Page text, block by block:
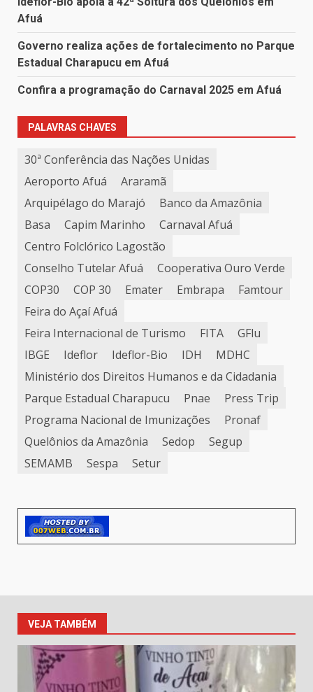
Afuá
Governo realiza ações de fortalecimento no Parque
Estadual Charapucu em Afuá
Confira a programação do Carnaval 2025 em Afuá
PALAVRAS CHAVES
30ª Conferência das Nações Unidas
Aeroporto Afuá
Araramã
Arquipélago do Marajó
Banco da Amazônia
Basa
Capim Marinho
Carnaval Afuá
Centro Folclórico Lagostão
Conselho Tutelar Afuá
Cooperativa Ouro Verde
COP30
COP 30 Emater Embrapa
Famtour
Feira do Açaí Afuá
Feira Internacional de Turismo
FITA
GFlu
IBGE
Ideflor Ideflor-Bio IDH
MDHC
Ministério dos Direitos Humanos e da Cidadania
Parque Estadual Charapucu
Pnae
Press Trip
Programa Nacional de Imunizações
Pronaf
Quelônios da Amazônia
Sedop
Segup
SEMAMB
Sespa Setur
VEJA TAMBÉM